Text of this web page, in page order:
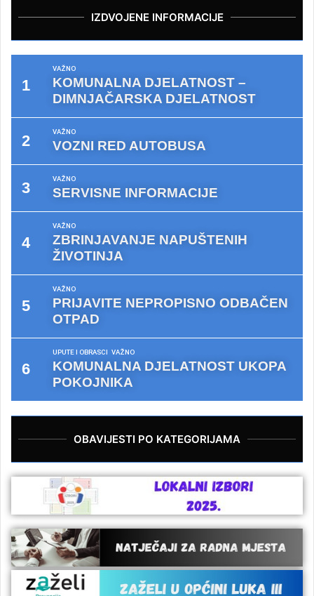
IZDVOJENE INFORMACIJE
VAŽNO
KOMUNALNA DJELATNOST –
DIMNJAČARSKA DJELATNOST
VAŽNO
VOZNI RED AUTOBUSA
VAŽNO
SERVISNE INFORMACIJE
VAŽNO
ZBRINJAVANJE NAPUŠTENIH
ŽIVOTINJA
VAŽNO
PRIJAVITE NEPROPISNO ODBAČEN
OTPAD
UPUTE I OBRASCI VAŽNO
KOMUNALNA DJELATNOST UKOPA
POKOJNIKA
OBAVIJESTI PO KATEGORIJAMA